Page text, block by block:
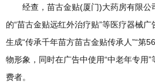
经查，苗古金贴(厦门)大药房有限公
的“苗古金贴远红外治疗贴”等医疗器械
生成“传承千年苗方苗古金贴传承人”“第
物形象，同时在广告中使用“中老年专用
费者。